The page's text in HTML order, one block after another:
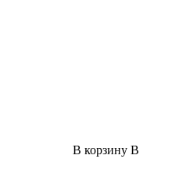
В корзину В